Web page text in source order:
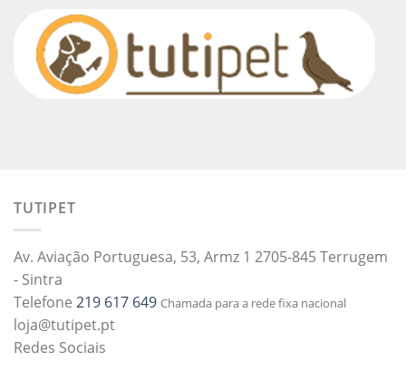
TUTIPET
Av. Aviação Portuguesa, 53, Armz 1 2705-845 Terrugem
- Sintra
Telefone 219 617 649 Chamada para a rede fixa nacional
loja@tutipet.pt
Redes Sociais